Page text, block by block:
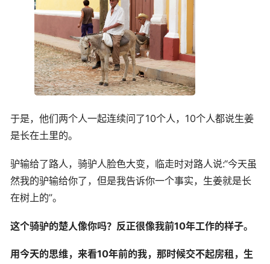
于是，他们两个人一起连续问了10个人，10个人都说生姜
是长在土里的。
驴输给了路人，骑驴人脸色大变，临走时对路人说:“今天虽
然我的驴输给你了，但是我告诉你一个事实，生姜就是长
在树上的”。
这个骑驴的楚人像你吗？反正很像我前10年工作的样子。
用今天的思维，来看10年前的我，那时候交不起房租，生